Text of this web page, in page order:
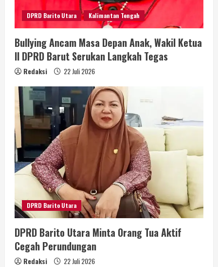
DPRD Barito Utara Kalimantan Tengah
Bullying Ancam Masa Depan Anak, Wakil Ketua
II DPRD Barut Serukan Langkah Tegas
Redaksi 22 Juli 2026
DPRD Barito Utara
DPRD Barito Utara Minta Orang Tua Aktif
Cegah Perundungan
Redaksi 22 Juli 2026